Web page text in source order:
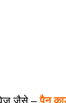
जैसे –पैन